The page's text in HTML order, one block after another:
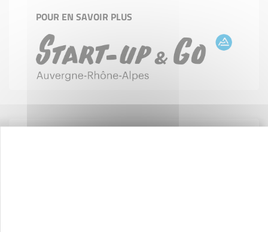
POUR EN SAVOIR PLUS